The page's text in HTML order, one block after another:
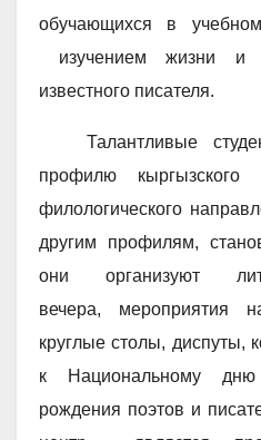
обучающихся в
изучением жизни и
известного писателя.
Талантливые
профилю
филологического
другим профилям,
они организуют
вечера,
круглые столы, диспуты,
к Национальному
рождения поэтов и